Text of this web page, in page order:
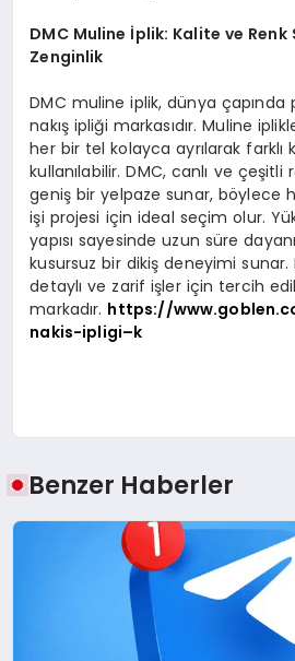
DMC Muline İplik: Kalite ve
Zenginlik
DMC muline iplik, dünya
nakış ipliği markasıdır. Muline
her bir tel kolayca ayrılarak farklı
kullanılabilir. DMC, canlı ve çeşitli
geniş bir yelpaze sunar, böylece
işi projesi için ideal seçim olur.
yapısı sayesinde uzun süre
kusursuz bir dikiş deneyimi sunar.
detaylı ve zarif işler için tercih
markadır. https://
nakis-ipligi–k
Benzer Haberler